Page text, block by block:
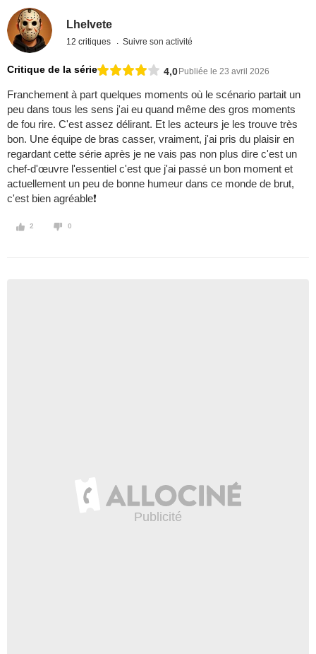
Lhelvete
12 critiques Suivre son activité
Critique de la série 4,0Publiée le 23 avril 2026
Franchement à part quelques moments où le scénario partait un
peu dans tous les sens j'ai eu quand même des gros moments
de fou rire. C'est assez délirant. Et les acteurs je les trouve très
bon. Une équipe de bras casser, vraiment, j'ai pris du plaisir en
regardant cette série après je ne vais pas non plus dire c'est un
chef-d'œuvre l'essentiel c'est que j'ai passé un bon moment et
actuellement un peu de bonne humeur dans ce monde de brut,
c'est bien agréable❗️
2 0